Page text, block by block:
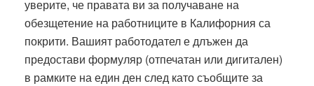
уверите, че правата ви за получаване на
обезщетение на работниците в Калифорния са
покрити. Вашият работодател е длъжен да
предостави формуляр (отпечатан или дигитален)
в рамките на един ден след като съобщите за